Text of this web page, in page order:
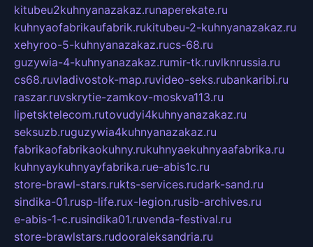
kitubeu2kuhnyanazakaz.runaperekate.ru
kuhnyaofabrikaufabrik.rukitubeu-2-kuhnyanazakaz.ru
xehyroo-5-kuhnyanazakaz.rucs-68.ru
guzywia-4-kuhnyanazakaz.rumir-tk.ruvlknrussia.ru
cs68.ruvladivostok-map.ruvideo-seks.rubankaribi.ru
raszar.ruvskrytie-zamkov-moskva113.ru
lipetsktelecom.rutovudyi4kuhnyanazakaz.ru
seksuzb.ruguzywia4kuhnyanazakaz.ru
fabrikaofabrikaokuhny.rukuhnyaekuhnyaafabrika.ru
kuhnyaykuhnyayfabrika.rue-abis1c.ru
store-brawl-stars.rukts-services.rudark-sand.ru
sindika-01.rusp-life.rux-legion.rusib-archives.ru
e-abis-1-c.rusindika01.ruvenda-festival.ru
store-brawlstars.rudooraleksandria.ru